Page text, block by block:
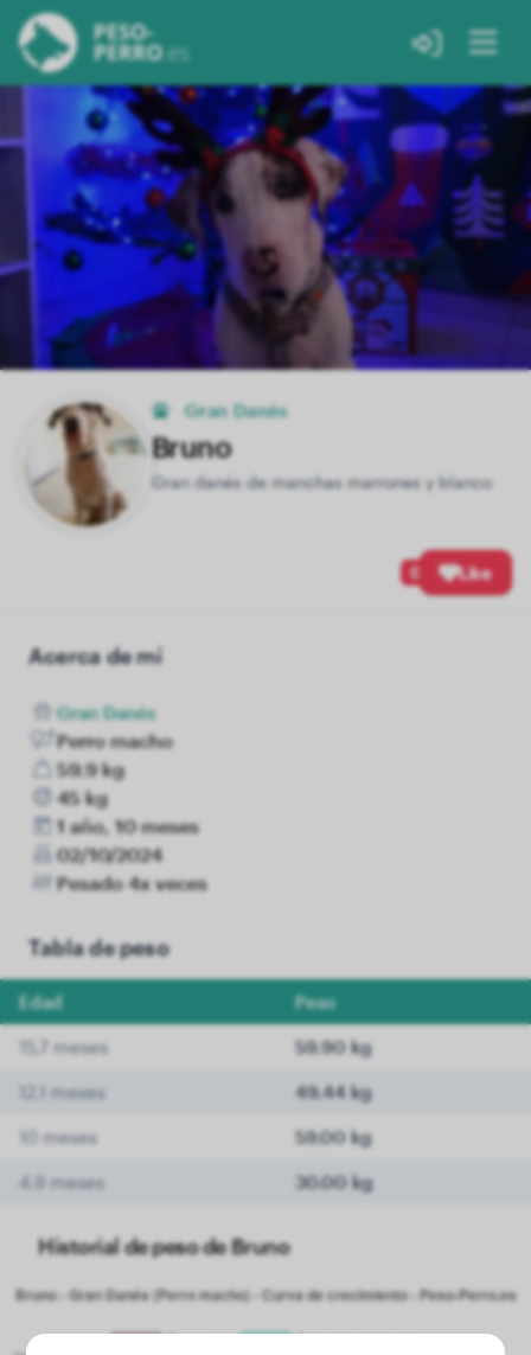
Gran Danés
Bruno
Gran danés de manchas marrones y blanco
0 Like
Acerca de mí
Gran Danés
Perro macho
59.9 kg
45 kg
1 año, 10 meses
02/10/2024
Pesado 4x veces
Tabla de peso
Edad Peso
15.7 meses 59.90 kg
12.1 meses 49.44 kg
10 meses 59.00 kg
4.9 meses 30.00 kg
Historial de peso de Bruno